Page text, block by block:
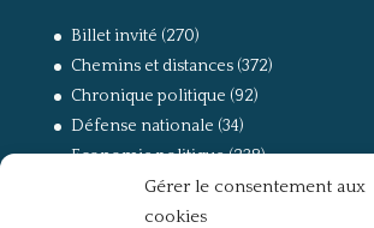
Gérer le consentement aux
cookies
Billet invité (270)
Chemins et distances(372)
Chronique politique (92)
Défense nationale (34)
Economie politique(238)
(168)
La guerre, la Résistance et la Déportation